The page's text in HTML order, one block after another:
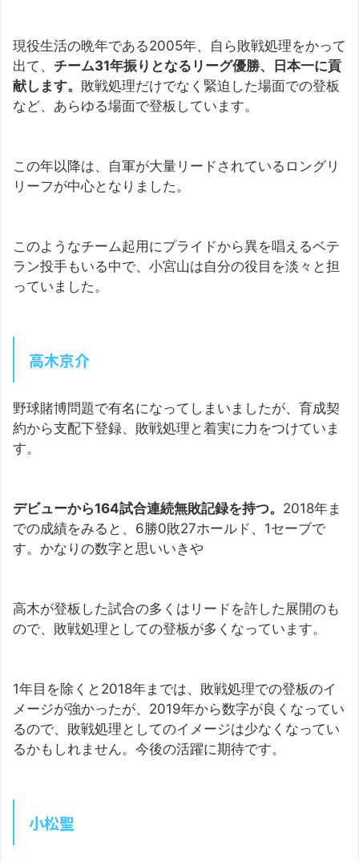
現役生活の晩年である2005年、自ら敗戦処理をかって
出て、 チーム31年振りとなるリーグ優勝、日本一に貢
献します。 敗戦処理だけでなく緊迫した場面での登板
など、あらゆる場面で登板しています。
この年以降は、自軍が大量リードされているロングリ
リーフが中心となりました。
このようなチーム起用にプライドから異を唱えるベテ
ラン投手もいる中で、小宮山は自分の役目を淡々と担
っていました。
高木京介
野球賭博問題で有名になってしまいましたが、育成契
約から支配下登録、敗戦処理と着実に力をつけていま
す。
デビューから164試合連続無敗記録を持つ。 2018年ま
での成績をみると、6勝0敗27ホールド、1セーブで
す。かなりの数字と思いいきや
高木が登板した試合の多くはリードを許した展開のも
ので、敗戦処理としての登板が多くなっています。
1年目を除くと2018年までは、敗戦処理での登板のイ
メージが強かったが、2019年から数字が良くなってい
るので、敗戦処理としてのイメージは少なくなってい
るかもしれません。今後の活躍に期待です。
小松聖